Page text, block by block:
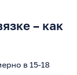
– как
в 15-18